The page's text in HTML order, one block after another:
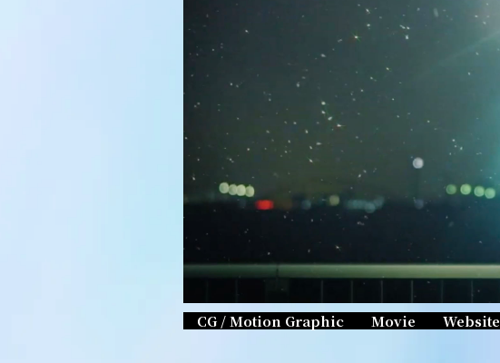
CG / Motion Graphic Movie Website